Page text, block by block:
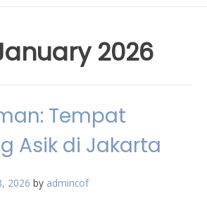
2026
Tempat
Asik di Jakarta
2026 by admincof